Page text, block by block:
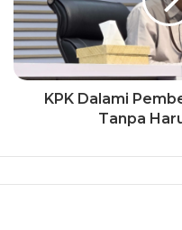
KPK Dalami
Tanpa